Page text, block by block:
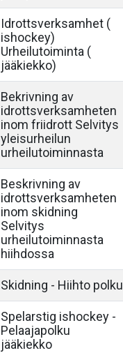
Idrottsverksamhet (
ishockey)
Urheilutoiminta (
jääkiekko)
Bekrivning av
idrottsverksamheten
inom friidrott Selvitys
yleisurheilun
urheilutoiminnasta
Beskrivning av
idrottsverksamheten
inom skidning
Selvitys
urheilutoiminnasta
hiihdossa
Skidning - Hiihto polku
Spelarstig ishockey -
Pelaajapolku
jääkiekko